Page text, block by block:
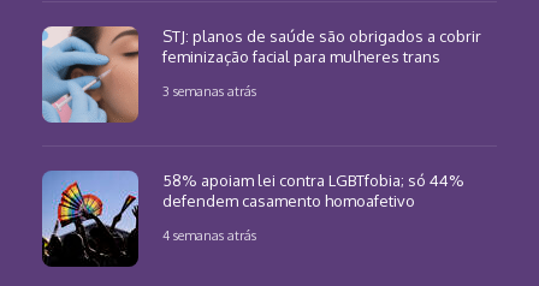
STJ: planos de saúde são obrigados a cobrir
feminização facial para mulheres trans
3 semanas atrás
58% apoiam lei contra LGBTfobia; só 44%
defendem casamento homoafetivo
4 semanas atrás